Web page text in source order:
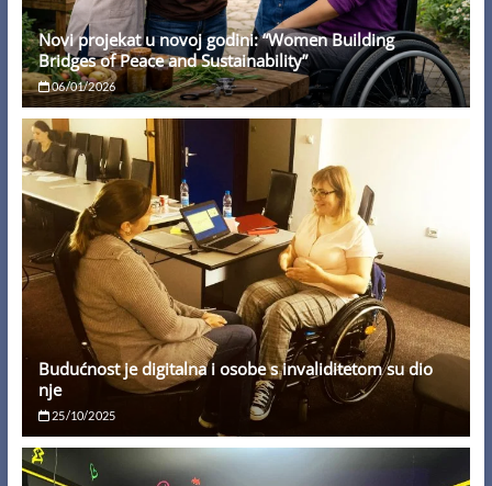
Novi projekat u novoj godini: “Women Building
Bridges of Peace and Sustainability”
06/01/2026
Budućnost je digitalna i osobe s invaliditetom su dio
nje
25/10/2025